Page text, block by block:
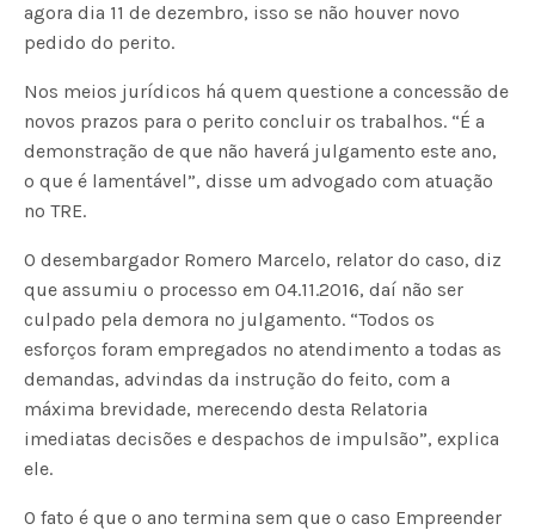
agora dia 11 de dezembro, isso se não houver novo
pedido do perito.
Nos meios jurídicos há quem questione a concessão de
novos prazos para o perito concluir os trabalhos. “É a
demonstração de que não haverá julgamento este ano,
o que é lamentável”, disse um advogado com atuação
no TRE.
O desembargador Romero Marcelo, relator do caso, diz
que assumiu o processo em 04.11.2016, daí não ser
culpado pela demora no julgamento. “Todos os
esforços foram empregados no atendimento a todas as
demandas, advindas da instrução do feito, com a
máxima brevidade, merecendo desta Relatoria
imediatas decisões e despachos de impulsão”, explica
ele.
O fato é que o ano termina sem que o caso Empreender